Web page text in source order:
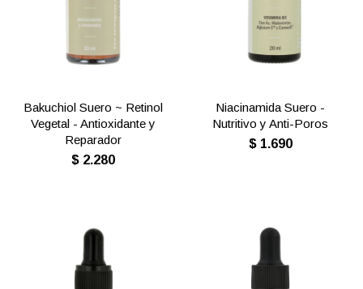
Bakuchiol Suero ~ Retinol
Vegetal - Antioxidante y
Reparador
$ 2.280
Niacinamida Suero -
Nutritivo y Anti-Poros
$ 1.690